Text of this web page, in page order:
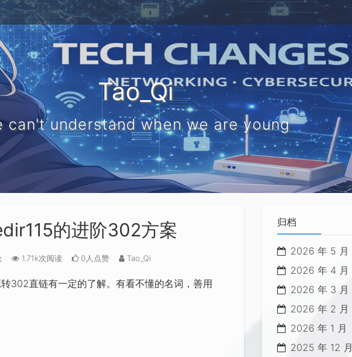
Tao_Qi
can't understand when we are young
的进阶302方案
1.71k次阅读 0人点赞 Tao_Qi
302直链有一定的了解。有看不懂的名词，善用
归档
2026 年 5 月
2026 年 4 月
2026 年 3 月
2026 年 2 月
2026 年 1 月
2025 年 12 月